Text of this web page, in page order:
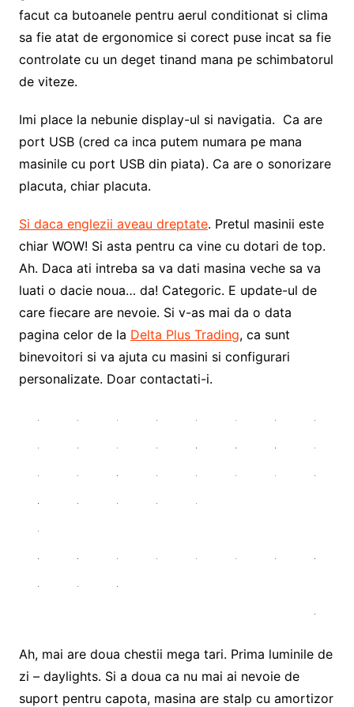
facut ca butoanele pentru aerul conditionat si clima
sa fie atat de ergonomice si corect puse incat sa fie
controlate cu un deget tinand mana pe schimbatorul
de viteze.
Imi place la nebunie display-ul si navigatia. Ca are
port USB (cred ca inca putem numara pe mana
masinile cu port USB din piata). Ca are o sonorizare
placuta, chiar placuta.
Si daca englezii aveau dreptate. Pretul masinii este
chiar WOW! Si asta pentru ca vine cu dotari de top.
Ah. Daca ati intreba sa va dati masina veche sa va
luati o dacie noua… da! Categoric. E update-ul de
care fiecare are nevoie. Si v-as mai da o data
pagina celor de la Delta Plus Trading, ca sunt
binevoitori si va ajuta cu masini si configurari
personalizate. Doar contactati-i.
Ah, mai are doua chestii mega tari. Prima luminile de
zi – daylights. Si a doua ca nu mai ai nevoie de
suport pentru capota, masina are stalp cu amortizor